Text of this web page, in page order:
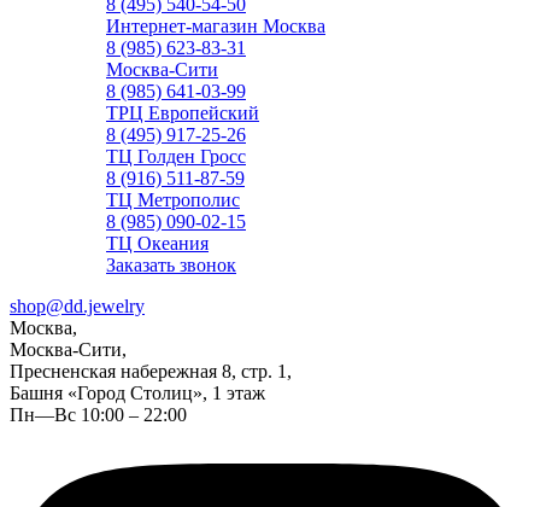
8 (495) 540-54-50
Интернет-магазин Москва
8 (985) 623-83-31
Москва-Сити
8 (985) 641-03-99
ТРЦ Европейский
8 (495) 917-25-26
ТЦ Голден Гросс
8 (916) 511-87-59
ТЦ Метрополис
8 (985) 090-02-15
ТЦ Океания
Заказать звонок
shop@dd.jewelry
Москва,
Москва-Сити,
Пресненская набережная 8, стр. 1,
Башня «Город Столиц», 1 этаж
Пн—Вс 10:00 – 22:00